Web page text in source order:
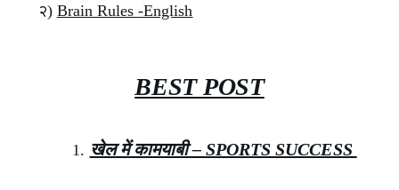
२) Brain Rules -English
BEST POST
खेल में कामयाबी – SPORTS SUCCESS